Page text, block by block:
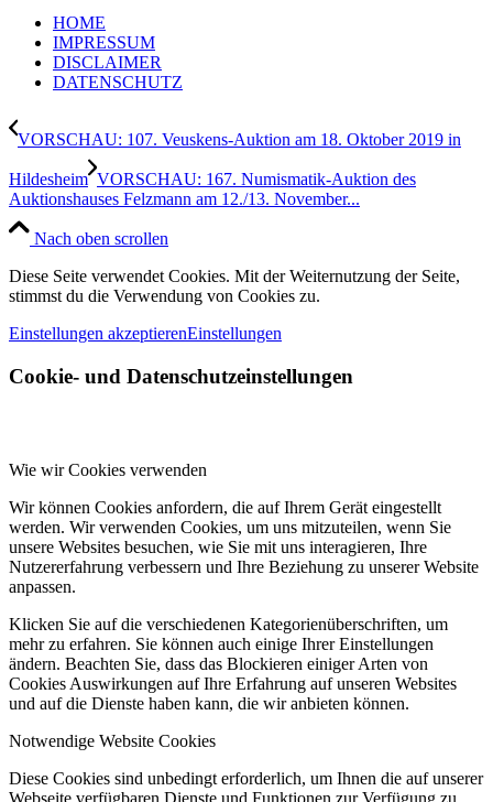
HOME
IMPRESSUM
DISCLAIMER
DATENSCHUTZ
VORSCHAU: 107. Veuskens-Auktion am 18. Oktober 2019 in
Hildesheim VORSCHAU: 167. Numismatik-Auktion des
Auktionshauses Felzmann am 12./13. November...
Nach oben scrollen
Diese Seite verwendet Cookies. Mit der Weiternutzung der Seite,
stimmst du die Verwendung von Cookies zu.
Einstellungen akzeptierenEinstellungen
Cookie- und Datenschutzeinstellungen
Wie wir Cookies verwenden
Wir können Cookies anfordern, die auf Ihrem Gerät eingestellt
werden. Wir verwenden Cookies, um uns mitzuteilen, wenn Sie
unsere Websites besuchen, wie Sie mit uns interagieren, Ihre
Nutzererfahrung verbessern und Ihre Beziehung zu unserer Website
anpassen.
Klicken Sie auf die verschiedenen Kategorienüberschriften, um
mehr zu erfahren. Sie können auch einige Ihrer Einstellungen
ändern. Beachten Sie, dass das Blockieren einiger Arten von
Cookies Auswirkungen auf Ihre Erfahrung auf unseren Websites
und auf die Dienste haben kann, die wir anbieten können.
Notwendige Website Cookies
Diese Cookies sind unbedingt erforderlich, um Ihnen die auf unserer
Webseite verfügbaren Dienste und Funktionen zur Verfügung zu